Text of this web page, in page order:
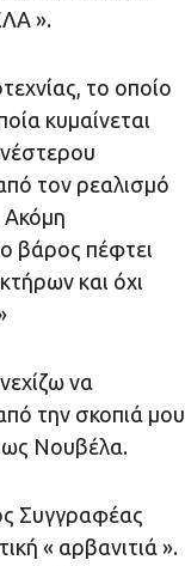
».
το οποίο
κυμαίνεται
τον ρεαλισμό
Ακόμη
βάρος πέφτει
και όχι
να
την σκοπιά μου
Νουβέλα.
Συγγραφέας
« αρβανιτιά ».